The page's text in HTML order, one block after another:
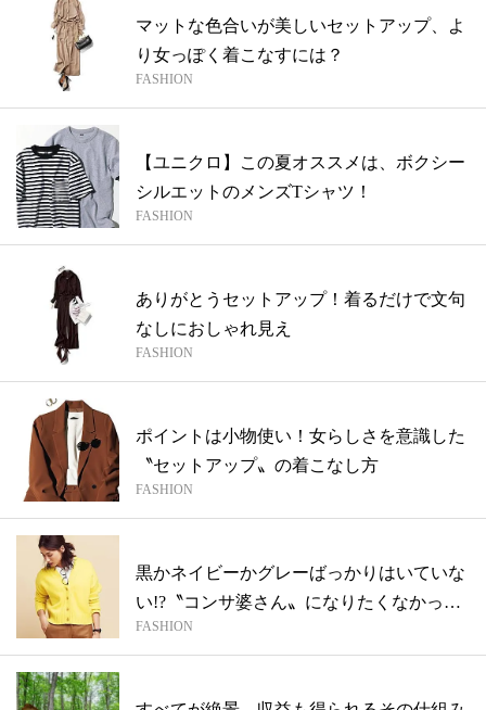
マットな色合いが美しいセットアップ、よ
り女っぽく着こなすには？
FASHION
【ユニクロ】この夏オススメは、ボクシー
シルエットのメンズTシャツ！
FASHION
ありがとうセットアップ！着るだけで文句
なしにおしゃれ見え
FASHION
ポイントは小物使い！女らしさを意識した
〝セットアップ〟の着こなし方
FASHION
黒かネイビーかグレーばっかりはいていな
い!?〝コンサ婆さん〟になりたくなかった
ら...
FASHION